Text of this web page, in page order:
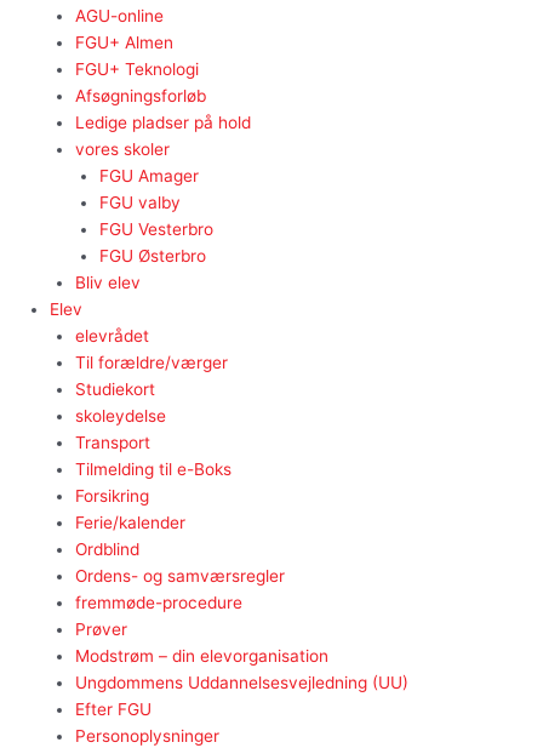
AGU-online
FGU+ Almen
FGU+ Teknologi
Afsøgningsforløb
Ledige pladser på hold
vores skoler
FGU Amager
FGU valby
FGU Vesterbro
FGU Østerbro
Bliv elev
Elev
elevrådet
Til forældre/værger
Studiekort
skoleydelse
Transport
Tilmelding til e-Boks
Forsikring
Ferie/kalender
Ordblind
Ordens- og samværsregler
fremmøde-procedure
Prøver
Modstrøm – din elevorganisation
Ungdommens Uddannelsesvejledning (UU)
Efter FGU
Personoplysninger